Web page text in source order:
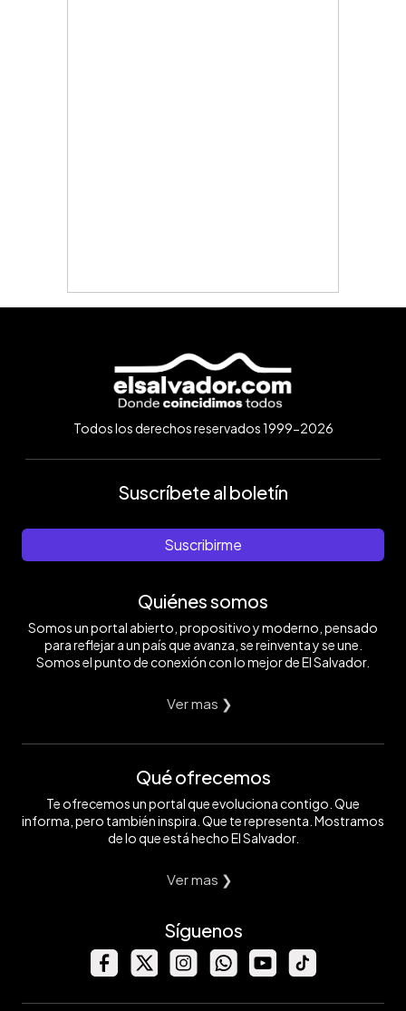
Todos los derechos reservados 1999-2026
Suscríbete al boletín
Suscribirme
Quiénes somos
Somos un portal abierto, propositivo y moderno, pensado
para reflejar a un país que avanza, se reinventa y se une.
Somos el punto de conexión con lo mejor de El Salvador.
Ver mas ❯
Qué ofrecemos
Te ofrecemos un portal que evoluciona contigo. Que
informa, pero también inspira. Que te representa. Mostramos
de lo que está hecho El Salvador.
Ver mas ❯
Síguenos